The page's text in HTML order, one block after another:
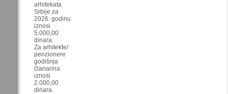
arhitekata
Srbije za
2026. godinu
iznosi
5.000,00
dinara.
Za arhitekte/
penzionere
godišnja
članarina
iznosi
2.000,00
dinara.